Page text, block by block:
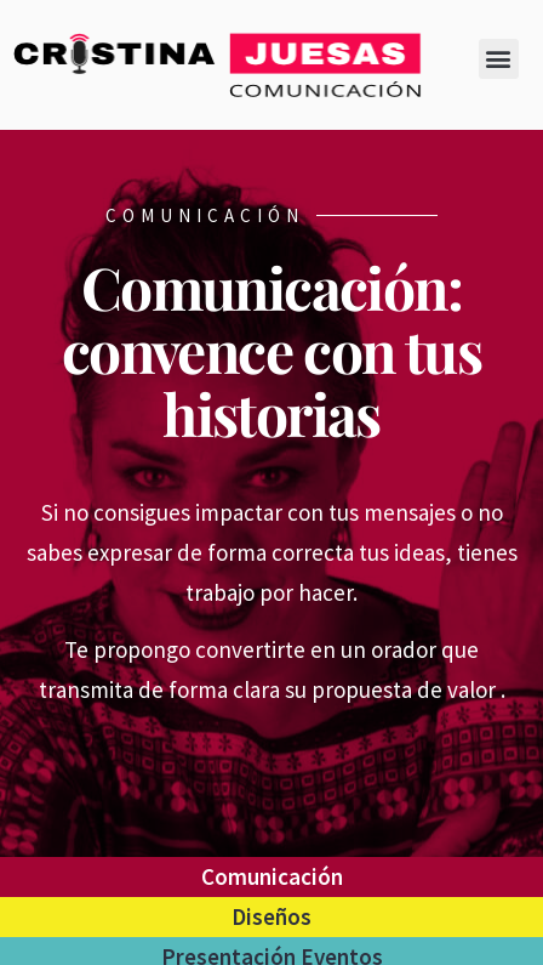
COMUNICACIÓN
Comunicación:
convence con tus
historias
Si no consigues impactar con tus mensajes o no
sabes expresar de forma correcta tus ideas, tienes
trabajo por hacer.
Te propongo convertirte en un orador que
transmita de forma clara su propuesta de valor .
Comunicación
Diseños
Presentación Eventos